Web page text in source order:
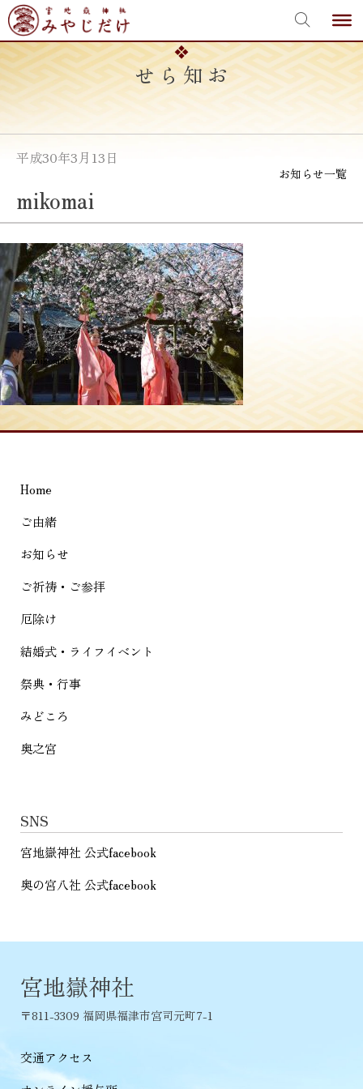
Skip
to
content
お知らせ
平成30年3月13日
お知らせ一覧
mikomai
投
稿
ナ
ビ
ー
シ
ョ
ン
≪mikomai
Home
ご由緒
お知らせ
ご祈祷・ご参拝
厄除け
結婚式・ライフイベント
祭典・行事
みどころ
奥之宮
SNS
宮地嶽神社 公式facebook
奥の宮八社 公式facebook
宮地嶽神社
〒811-3309 福岡県福津市宮司元町7-1
交通アクセス